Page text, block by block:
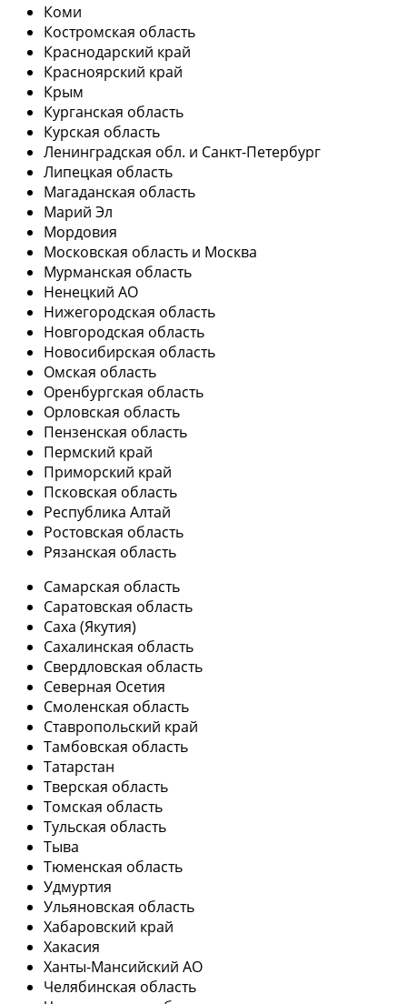
Коми
Костромская область
Краснодарский край
Красноярский край
Крым
Курганская область
Курская область
Ленинградская обл. и Санкт-Петербург
Липецкая область
Магаданская область
Марий Эл
Мордовия
Московская область и Москва
Мурманская область
Ненецкий АО
Нижегородская область
Новгородская область
Новосибирская область
Омская область
Оренбургская область
Орловская область
Пензенская область
Пермский край
Приморский край
Псковская область
Республика Алтай
Ростовская область
Рязанская область
Самарская область
Саратовская область
Саха (Якутия)
Сахалинская область
Свердловская область
Северная Осетия
Смоленская область
Ставропольский край
Тамбовская область
Татарстан
Тверская область
Томская область
Тульская область
Тыва
Тюменская область
Удмуртия
Ульяновская область
Хабаровский край
Хакасия
Ханты-Мансийский АО
Челябинская область